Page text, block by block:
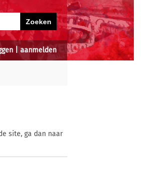
aanmelden
site, ga dan naar